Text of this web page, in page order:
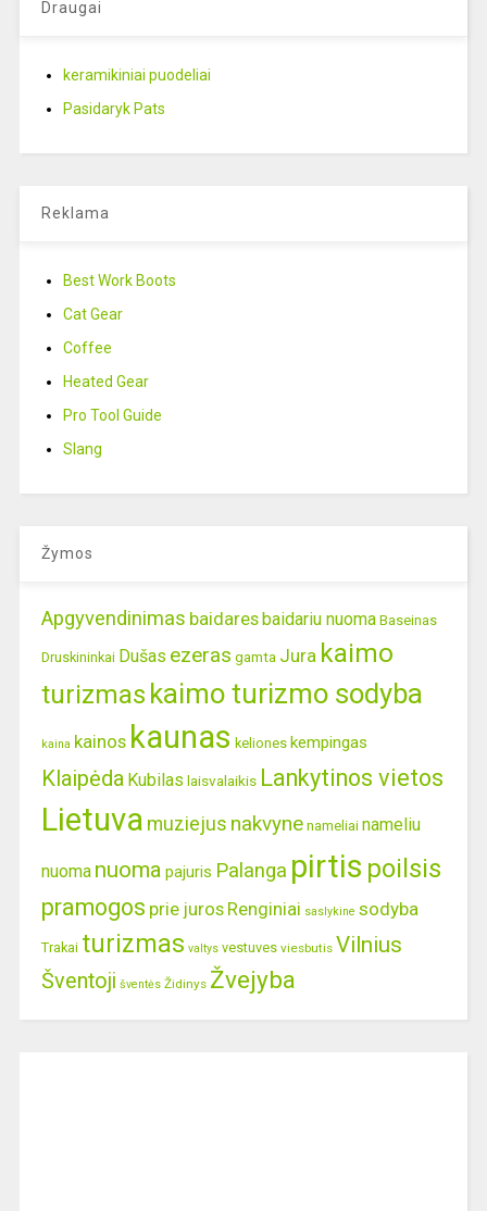
Draugai
keramikiniai puodeliai
Pasidaryk Pats
Reklama
Best Work Boots
Cat Gear
Coffee
Heated Gear
Pro Tool Guide
Slang
Žymos
Apgyvendinimas baidares baidariu nuoma Baseinas
Druskininkai Dušas ezeras gamta Jura kaimo
turizmas kaimo turizmo sodyba
kaina kainos kaunas keliones kempingas
Klaipėda Kubilas laisvalaikis Lankytinos vietos
Lietuva muziejus nakvyne nameliai nameliu
nuoma nuoma pajuris Palanga pirtis poilsis
pramogos prie juros Renginiai saslykine sodyba
Trakai turizmas valtys vestuves viesbutis Vilnius
Šventoji šventės Židinys Žvejyba